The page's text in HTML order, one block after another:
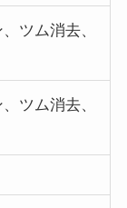
ツム消去、
ツム消去、